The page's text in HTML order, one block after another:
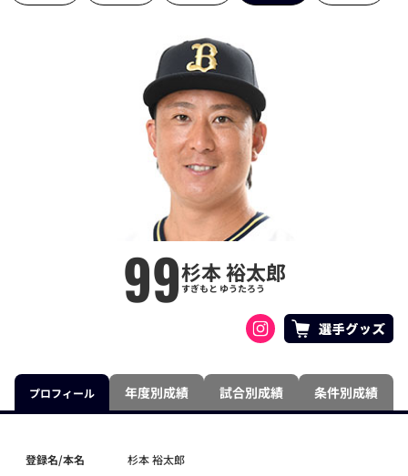
99杉本 裕太郎
すぎもと ゆうたろう
プロフィール 年度別成績 試合別成績 条件別成績
登録名/本名 杉本 裕太郎